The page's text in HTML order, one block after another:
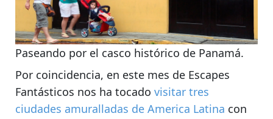
Paseando por el casco histórico de Panamá.
Por coincidencia, en este mes de Escapes
Fantásticos nos ha tocado visitar tres
ciudades amuralladas de America Latina con